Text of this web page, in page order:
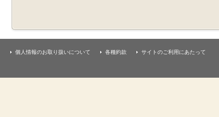
個人情報のお取り扱いについて 各種約款 サイトのご利用にあたって